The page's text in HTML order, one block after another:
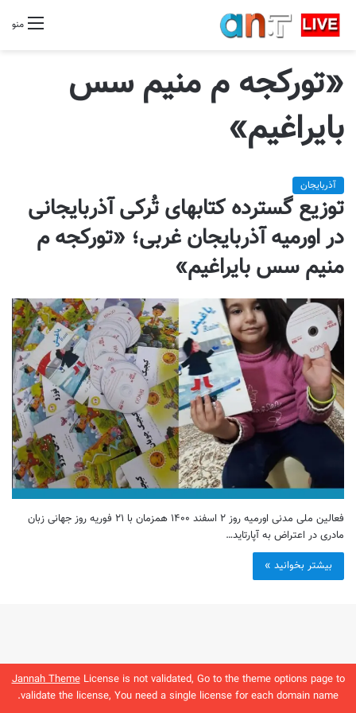
Jannah ThemeLicense is not validated, Go to the theme options page to
validate the license, You need a single license for each domain name.
منو
«تورکجه م منیم سس
بایراغیم»
آذربایجان
توزیع گسترده کتابهای تُرکی آذربایجانی
در اورمیه آذربایجان غربی؛ «تورکجه م
منیم سس بایراغیم»
فعالین ملی مدنی اورمیه روز ۲ اسفند ۱۴۰۰ همزمان با ۲۱ فوریه روز جهانی زبان
مادری در اعتراض به آپارتاید…
بیشتر بخوانید »